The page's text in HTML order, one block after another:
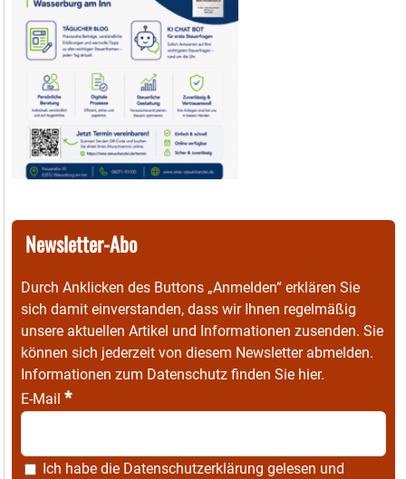
Newsletter-Abo
Durch Anklicken des Buttons „Anmelden“ erklären Sie
sich damit einverstanden, dass wir Ihnen regelmäßig
unsere aktuellen Artikel und Informationen zusenden. Sie
können sich jederzeit von diesem Newsletter abmelden.
Informationen zum Datenschutz finden Sie hier.
E-Mail *
Ich habe die Datenschutzerklärung gelesen und